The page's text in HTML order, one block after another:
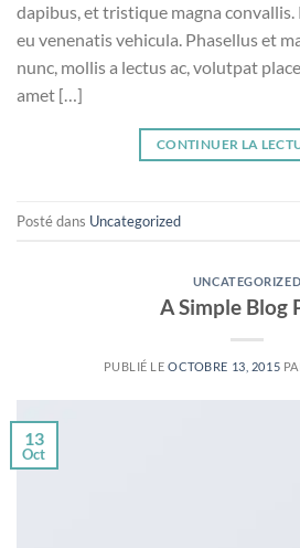
dapibus, et tristique magna convallis.
eu venenatis vehicula. Phasellus et
nunc, mollis a lectus ac, volutpat
amet […]
CONTINUER LA
Posté dans Uncategorized
UNCATEGORIZED
A Simple Blog
PUBLIÉ LEOCTOBRE 13, 2015
13
Oct